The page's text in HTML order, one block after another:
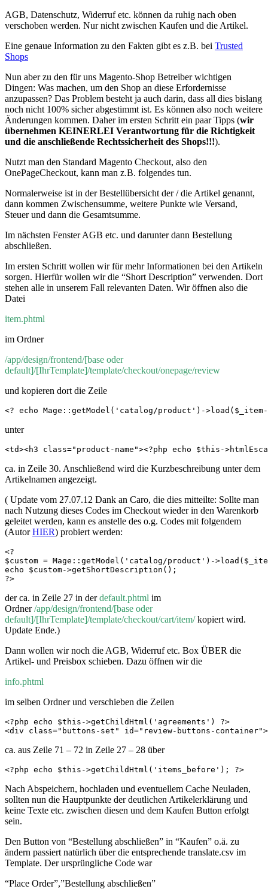
AGB, Datenschutz, Widerruf etc. können da ruhig nach oben
verschoben werden. Nur nicht zwischen Kaufen und die Artikel.
Eine genaue Information zu den Fakten gibt es z.B. bei Trusted
Shops
Nun aber zu den für uns Magento-Shop Betreiber wichtigen
Dingen: Was machen, um den Shop an diese Erfordernisse
anzupassen? Das Problem besteht ja auch darin, dass all dies bislang
noch nicht 100% sicher abgestimmt ist. Es können also noch weitere
Änderungen kommen. Daher im ersten Schritt ein paar Tipps (wir
übernehmen KEINERLEI Verantwortung für die Richtigkeit
und die anschließende Rechtssicherheit des Shops!!!).
Nutzt man den Standard Magento Checkout, also den
OnePageCheckout, kann man z.B. folgendes tun.
Normalerweise ist in der Bestellübersicht der / die Artikel genannt,
dann kommen Zwischensumme, weitere Punkte wie Versand,
Steuer und dann die Gesamtsumme.
Im nächsten Fenster AGB etc. und darunter dann Bestellung
abschließen.
Im ersten Schritt wollen wir für mehr Informationen bei den Artikeln
sorgen. Hierfür wollen wir die “Short Description” verwenden. Dort
stehen alle in unserem Fall relevanten Daten. Wir öffnen also die
Datei
item.phtml
im Ordner
/app/design/frontend/[base oder
default]/[IhrTemplate]/template/checkout/onepage/review
und kopieren dort die Zeile
<? echo Mage::getModel('catalog/product')-
unter
<td><h3 class="product-name"><?php echo $this-
ca. in Zeile 30. Anschließend wird die Kurzbeschreibung unter dem
Artikelnamen angezeigt.
( Update vom 27.07.12 Dank an Caro, die dies mitteilte: Sollte man
nach Nutzung dieses Codes im Checkout wieder in den Warenkorb
geleitet werden, kann es anstelle des o.g. Codes mit folgendem
(AutorHIER) probiert werden:
<?
$custom = Mage::getModel('catalog/product')-
echo $custom->getShortDescription();
?>
der ca. in Zeile 27 in derdefault.phtml im
Ordner/app/design/frontend/[base oder
default]/[IhrTemplate]/template/checkout/cart/item/kopiert wird.
Update Ende.)
Dann wollen wir noch die AGB, Widerruf etc. Box ÜBER die
Artikel- und Preisbox schieben. Dazu öffnen wir die
info.phtml
im selben Ordner und verschieben die Zeilen
<?php echo $this->getChildHtml('agreements') ?>
<div class="buttons-set" id="review-buttons-container">
ca. aus Zeile 71 – 72 in Zeile 27 – 28 über
<?php echo $this->getChildHtml('items_before'); ?>
Nach Abspeichern, hochladen und eventuellem Cache Neuladen,
sollten nun die Hauptpunkte der deutlichen Artikelerklärung und
keine Texte etc. zwischen diesen und dem Kaufen Button erfolgt
sein.
Den Button von “Bestellung abschließen” in “Kaufen” o.ä. zu
ändern passiert natürlich über die entsprechende translate.csv im
Template. Der ursprüngliche Code war
“Place Order”,”Bestellung abschließen”